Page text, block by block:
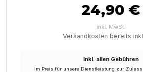
24,90 €
inkl. MwSt.
Versandkosten bereits
Inkl. allen Gebühren
Im Preis für unsere Dienstleistung zur